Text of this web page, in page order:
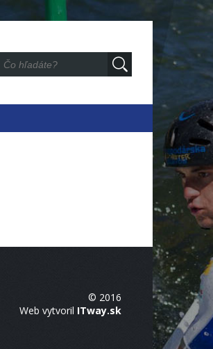
© 2016
Web vytvoril ITway.sk